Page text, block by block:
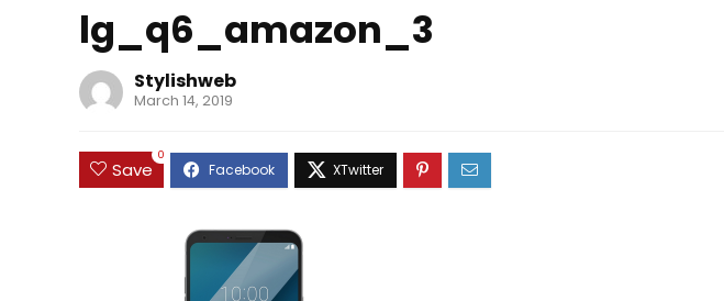
lg_q6_amazon_3
Stylishweb
March 14, 2019
Save
0